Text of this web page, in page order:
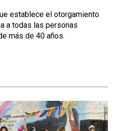
establece el otorgamiento
a todas las personas
más de 40 años.